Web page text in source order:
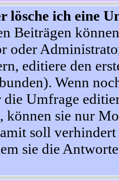
lösche ich eine
Beiträgen
oder
editiere den
Wenn
die Umfrage
können sie nur
soll
sie die